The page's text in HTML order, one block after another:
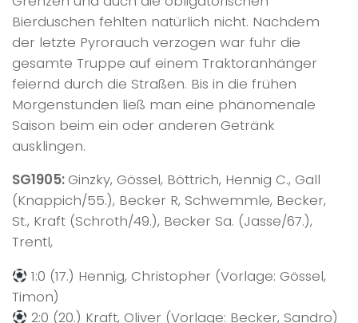
Bierduschen fehlten natürlich nicht. Nachdem
der letzte Pyrorauch verzogen war fuhr die
gesamte Truppe auf einem Traktoranhänger
feiernd durch die Straßen. Bis in die frühen
Morgenstunden ließ man eine phänomenale
Saison beim ein oder anderen Getränk
ausklingen.
SG1905:Ginzky, Gössel, Böttrich, Hennig C., Gall
(Knappich/55.), Becker R, Schwemmle, Becker,
St., Kraft (Schroth/49.), Becker Sa. (Jasse/67.),
Trentl,
1:0 (17.) Hennig, Christopher (Vorlage: Gössel,
Timon)
2:0 (20.) Kraft, Oliver (Vorlage: Becker, Sandro)